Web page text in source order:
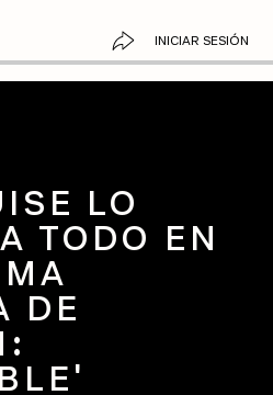
INICIAR SESIÓN
LO
TODO EN
DE